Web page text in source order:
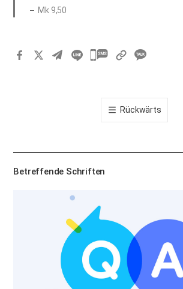
Mk 9,50
카
톡
공
기
Rückwärts
Betreffende Schriften